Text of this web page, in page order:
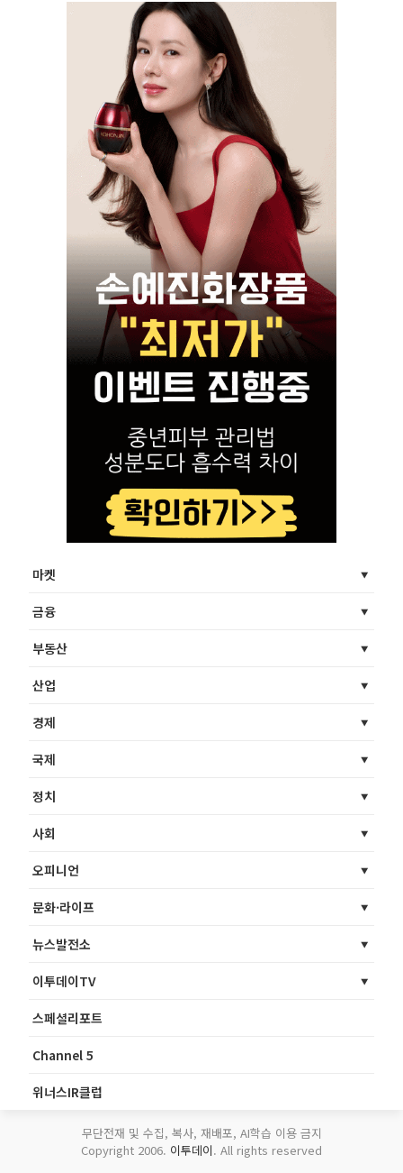
마켓
금융
부동산
산업
경제
국제
정치
사회
오피니언
문화·라이프
뉴스발전소
이투데이TV
스페셜리포트
Channel 5
위너스IR클럽
무단전재 및 수집, 복사, 재배포, AI학습 이용 금지
Copyright 2006. 이투데이. All rights reserved